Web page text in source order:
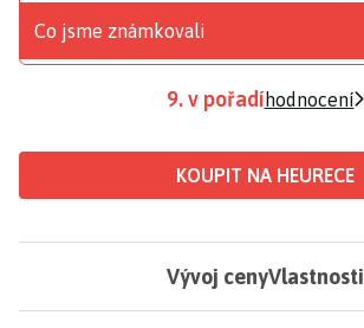
Co jsme známkovali
9. v pořadí hodnocení
KOUPIT NA HEURECE
Vývoj cenyVlastnosti